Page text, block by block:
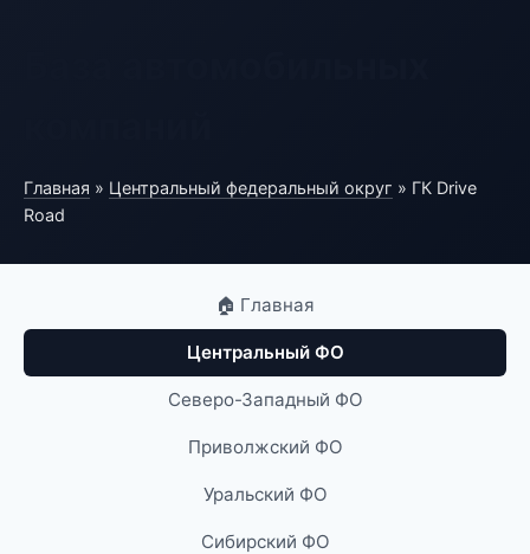
Главная » Центральный федеральный округ » ГК Drive
Road
🏠 Главная
Центральный ФО
Северо-Западный ФО
Приволжский ФО
Уральский ФО
Сибирский ФО